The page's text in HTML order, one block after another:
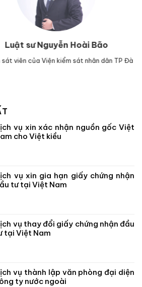
Nguyễn Hoài Bão
Viện kiểm sát nhân dân TP Đà Nẵng.
vụ xin xác nhận nguồn gốc Việt
cho Việt kiều
vụ xin gia hạn giấy chứng nhận
tư tại Việt Nam
vụ thay đổi giấy chứng nhận đầu
tại Việt Nam
vụ thành lập văn phòng đại diện
ty nước ngoài